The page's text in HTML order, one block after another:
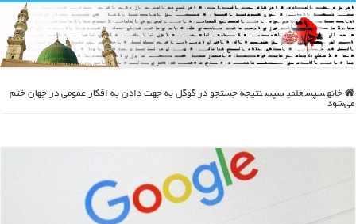
خانه سپس علمی سپس نتیجه جستجو در گوگل به جهت دادن به افکار عمومی در جهان ختم
می‌شود